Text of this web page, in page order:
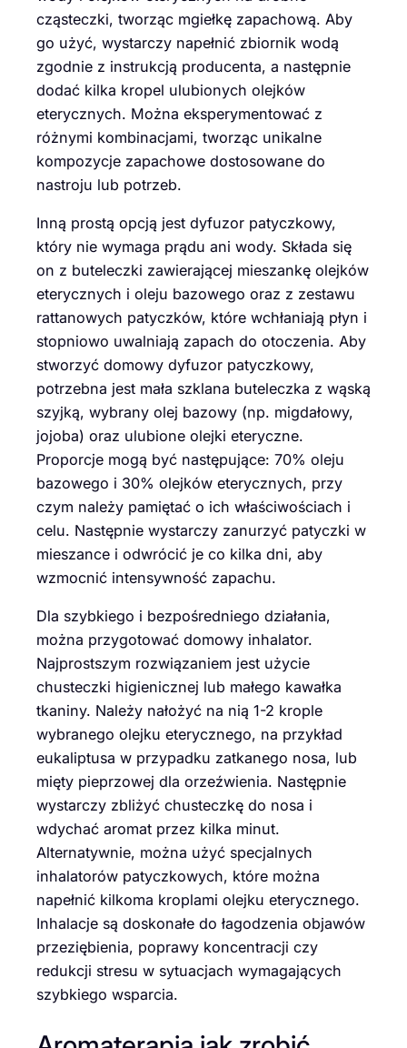
cząsteczki, tworząc mgiełkę zapachową. Aby
go użyć, wystarczy napełnić zbiornik wodą
zgodnie z instrukcją producenta, a następnie
dodać kilka kropel ulubionych olejków
eterycznych. Można eksperymentować z
różnymi kombinacjami, tworząc unikalne
kompozycje zapachowe dostosowane do
nastroju lub potrzeb.
Inną prostą opcją jest dyfuzor patyczkowy,
który nie wymaga prądu ani wody. Składa się
on z buteleczki zawierającej mieszankę olejków
eterycznych i oleju bazowego oraz z zestawu
rattanowych patyczków, które wchłaniają płyn i
stopniowo uwalniają zapach do otoczenia. Aby
stworzyć domowy dyfuzor patyczkowy,
potrzebna jest mała szklana buteleczka z wąską
szyjką, wybrany olej bazowy (np. migdałowy,
jojoba) oraz ulubione olejki eteryczne.
Proporcje mogą być następujące: 70% oleju
bazowego i 30% olejków eterycznych, przy
czym należy pamiętać o ich właściwościach i
celu. Następnie wystarczy zanurzyć patyczki w
mieszance i odwrócić je co kilka dni, aby
wzmocnić intensywność zapachu.
Dla szybkiego i bezpośredniego działania,
można przygotować domowy inhalator.
Najprostszym rozwiązaniem jest użycie
chusteczki higienicznej lub małego kawałka
tkaniny. Należy nałożyć na nią 1-2 krople
wybranego olejku eterycznego, na przykład
eukaliptusa w przypadku zatkanego nosa, lub
mięty pieprzowej dla orzeźwienia. Następnie
wystarczy zbliżyć chusteczkę do nosa i
wdychać aromat przez kilka minut.
Alternatywnie, można użyć specjalnych
inhalatorów patyczkowych, które można
napełnić kilkoma kroplami olejku eterycznego.
Inhalacje są doskonałe do łagodzenia objawów
przeziębienia, poprawy koncentracji czy
redukcji stresu w sytuacjach wymagających
szybkiego wsparcia.